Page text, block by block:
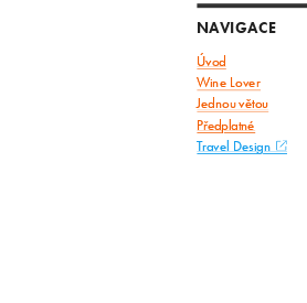
NAVIGACE
Úvod
Wine Lover
Jednou větou
Předplatné
Travel Design